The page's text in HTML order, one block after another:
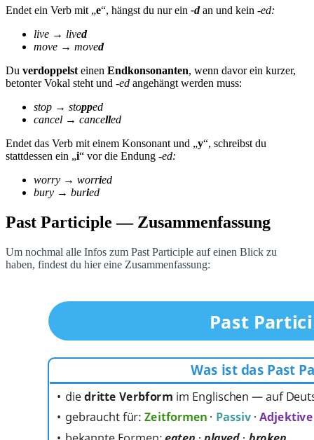
Endet ein Verb mit „e“, hängst du nur ein -dan und kein -ed:
live → lived
move → moved
Du verdoppelst einen Endkonsonanten, wenn davor ein kurzer,
betonter Vokal steht und -ed angehängt werden muss:
stop → stopped
cancel → cancelled
Endet das Verb mit einem Konsonant und „y“, schreibst du
stattdessen ein „i“ vor die Endung -ed:
worry → worried
bury → buried
Past Participle — Zusammenfassung
Um nochmal alle Infos zum Past Participle auf einen Blick zu
haben, findest du hier eine Zusammenfassung: